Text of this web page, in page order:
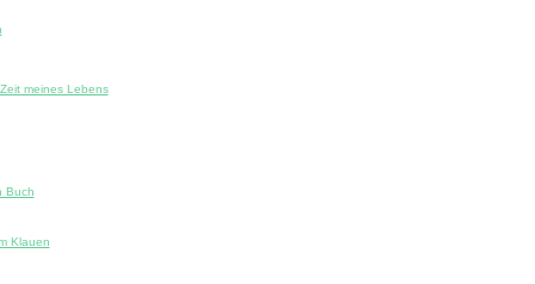
meines Lebens
Buch
Klauen